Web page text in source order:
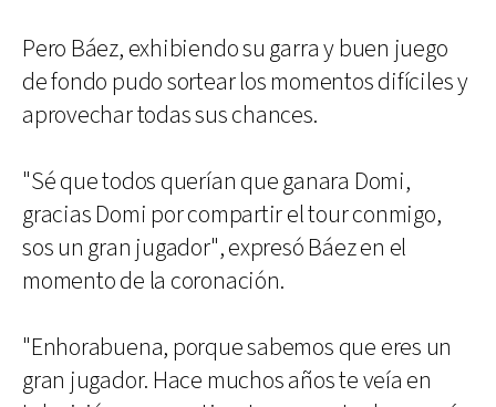
Pero Báez, exhibiendo su garra y buen juego
de fondo pudo sortear los momentos difíciles y
aprovechar todas sus chances.
"Sé que todos querían que ganara Domi,
gracias Domi por compartir el tour conmigo,
sos un gran jugador", expresó Báez en el
momento de la coronación.
"Enhorabuena, porque sabemos que eres un
gran jugador. Hace muchos años te veía en